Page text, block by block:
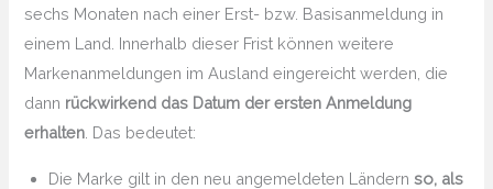
sechs Monaten nach einer Erst- bzw. Basisanmeldung in
einem Land. Innerhalb dieser Frist können weitere
Markenanmeldungen im Ausland eingereicht werden, die
dann rückwirkend das Datum der ersten Anmeldung
erhalten . Das bedeutet:
Die Marke gilt in den neu angemeldeten Ländernso, als